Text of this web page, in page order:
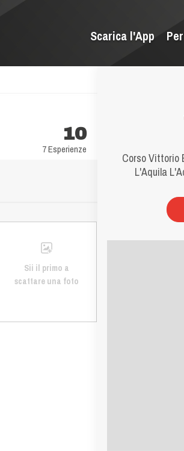
Scarica l'App
Corso Vittorio
L'Aquila
10
7 Esperienze
Sii il primo a
scattare una foto